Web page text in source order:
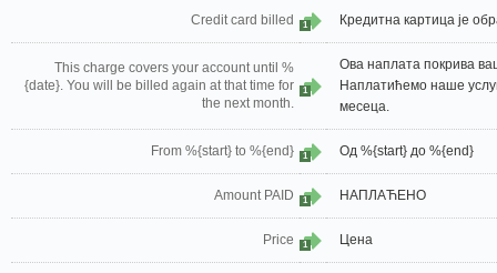
Credit card billed 1 Кредитна картица је
This charge covers your account until %
{date}. You will be billed again at that time for
the next month.
1
Ова наплата покрива
Наплатићемо наше
месеца.
From %{start} to %{end} 1 Од %{start} до %{end}
Amount PAID 1 НАПЛАЋЕНО
Price 1 Цена